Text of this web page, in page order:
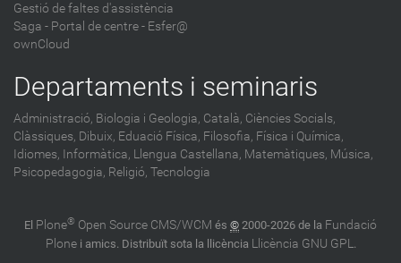
Gestió de faltes d'assistència
Saga - Portal de centre - Esfer@
ownCloud
Departaments i seminaris
Administració, Biologia i Geologia, Català, Ciències Socials,
Clàssiques, Dibuix, Eduació Física, Filosofia, Física i Química,
Idiomes, Informàtica, Llengua Castellana, Matemàtiques, Música,
Psicopedagogia, Religió, Tecnologia
El Plone® Open Source CMS/WCM és © 2000-2026 de la Fundació
Plonei amics. Distribuït sota la llicència Llicència GNU GPL.